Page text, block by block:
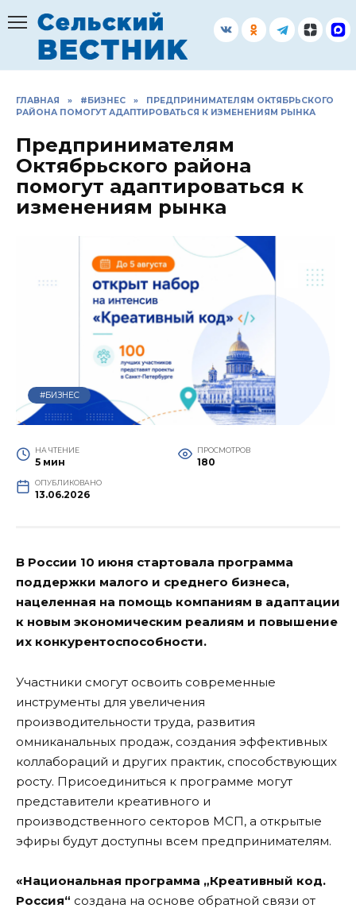
содержанию
ГЛАВНАЯ » #БИЗНЕС »
ПРЕДПРИНИМАТЕЛЯМ ОКТЯБРЬСКОГО
РАЙОНА ПОМОГУТ АДАПТИРОВАТЬСЯ К ИЗМЕНЕНИЯМ РЫНКА
Предпринимателям
Октябрьского района
помогут адаптироваться к
изменениям рынка
#БИЗНЕС
НА ЧТЕНИЕ
5 мин
ПРОСМОТРОВ
180
ОПУБЛИКОВАНО
13.06.2026
В России 10 июня стартовала программа
поддержки малого и среднего бизнеса,
нацеленная на помощь компаниям в адаптации
к новым экономическим реалиям и повышение
их конкурентоспособности.
Участники смогут освоить современные
инструменты для увеличения
производительности труда, развития
омниканальных продаж, создания эффективных
коллабораций и других практик, способствующих
росту. Присоединиться к программе могут
представители креативного и
производственного секторов МСП, а открытые
эфиры будут доступны всем предпринимателям.
«Национальная программа „Креативный код.
Россия“ создана на основе обратной связи от